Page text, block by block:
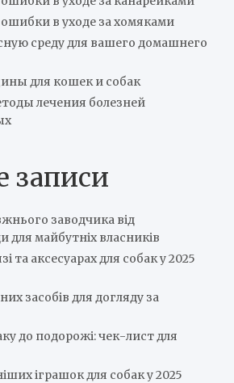
в уходе за хомяками
среду для вашего домашнего
для кошек и собак
лечения болезней
записи
заводчика від
для майбутніх власників
та аксесуарах для собак у 2025
засобів для догляду за
до подорожі: чек-лист для
іграшок для собак у 2025